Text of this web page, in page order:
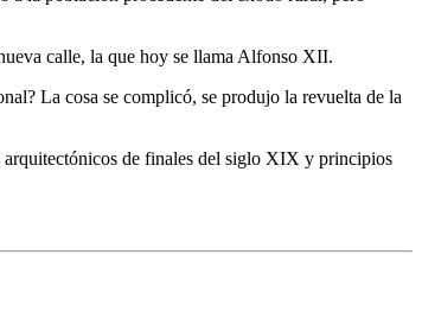
calle, la que hoy se llama Alfonso XII.
La cosa se complicó, se produjo la revuelta de la
arquitectónicos de finales del siglo XIX y principios